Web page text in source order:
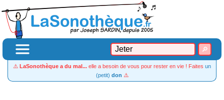
⚠️ LaSonothèque a du mal... elle a besoin de vous pour rester en vie ! Faites un
(petit) don ⚠️